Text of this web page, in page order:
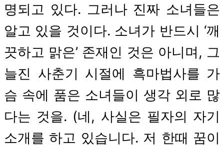
명되고 있다. 그러나 진짜 소녀들은
알고 있을 것이다. 소녀가 반드시 ‘깨
끗하고 맑은’ 존재인 것은 아니며, 그
늘진 사춘기 시절에 흑마법사를 가
슴 속에 품은 소녀들이 생각 외로 많
다는 것을. (네, 사실은 필자의 자기
소개를 하고 있습니다. 저 한때 꿈이